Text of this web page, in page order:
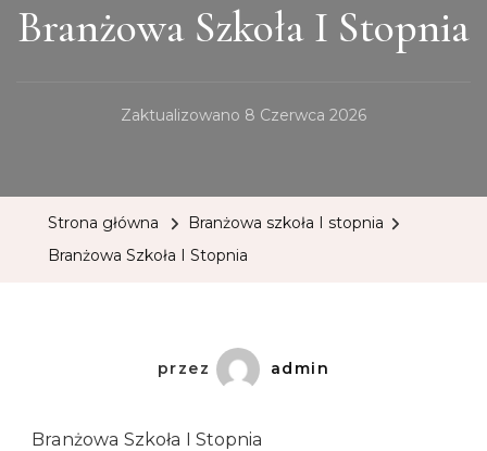
Branżowa Szkoła I Stopnia
Zaktualizowano 8 Czerwca 2026
Strona główna
Branżowa szkoła I stopnia
Branżowa Szkoła I Stopnia
przez admin
Branżowa Szkoła I Stopnia